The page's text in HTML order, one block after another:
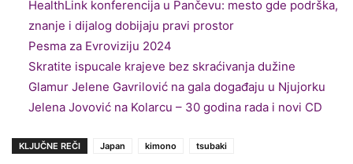
HealthLink konferencija u Pančevu: mesto gde podrška,
znanje i dijalog dobijaju pravi prostor
Pesma za Evroviziju 2024
Skratite ispucale krajeve bez skraćivanja dužine
Glamur Jelene Gavrilović na gala događaju u Njujorku
Jelena Jovović na Kolarcu – 30 godina rada i novi CD
KLJUČNE REČI Japan kimono tsubaki